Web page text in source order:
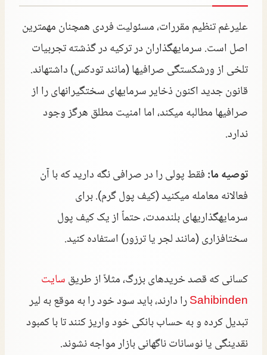
علیرغم تنظیم مقررات، مسئولیت فردی همچنان مهمترین
اصل است. سرمایهگذاران در ترکیه در گذشته تجربیات
تلخی از ورشکستگی صرافیها (مانند تودکس) داشتهاند.
قانون جدید اکنون ذخایر سرمایهای سختگیرانهای را از
صرافیها مطالبه میکند، اما امنیت مطلق هرگز وجود
ندارد.
توصیه ما:فقط پولی را در صرافی نگه دارید که با آن
فعالانه معامله میکنید (کیف پول گرم). برای
سرمایهگذاریهای بلندمدت، حتماً از یک کیف پول
سختافزاری (مانند لجر یا ترزور) استفاده کنید.
کسانی که قصد خریدهای بزرگ، مثلاً از طریقسایت
Sahibindenرا دارند، باید سود خود را به موقع به لیر
تبدیل کرده و به حساب بانکی خود واریز کنند تا با کمبود
نقدینگی یا نوسانات ناگهانی بازار مواجه نشوند.